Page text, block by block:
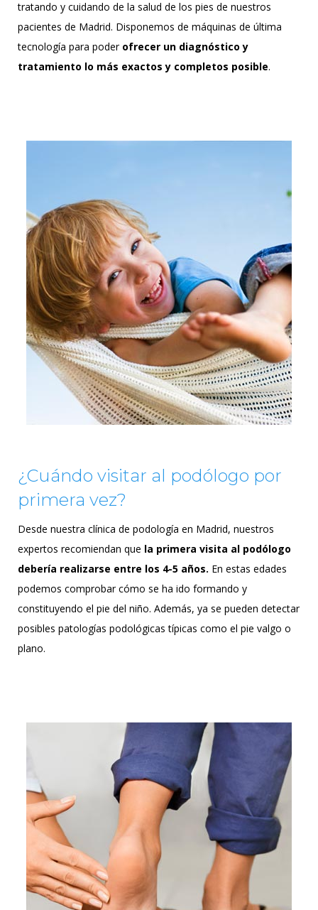
tratando y cuidando de la salud de los pies de nuestros
pacientes de Madrid. Disponemos de máquinas de última
tecnología para poder ofrecer un diagnóstico y
tratamiento lo más exactos y completos posible.
¿Cuándo visitar al podólogo por
primera vez?
Desde nuestra clínica de podología en Madrid, nuestros
expertos recomiendan que la primera visita al podólogo
debería realizarse entre los 4-5 años. En estas edades
podemos comprobar cómo se ha ido formando y
constituyendo el pie del niño. Además, ya se pueden detectar
posibles patologías podológicas típicas como el pie valgo o
plano.